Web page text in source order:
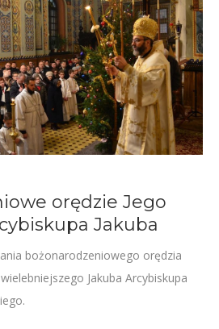
orędzie Jego
Jakuba
bożonarodzeniowego orędzia
Jakuba Arcybiskupa